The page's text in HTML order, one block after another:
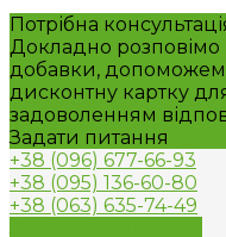
Потрібна
Докладно розповімо
добавки,
дисконтну картку
задоволенням
Задати питання
+38 (096) 677-66-93
+38 (095) 136-60-80
+38 (063) 635-74-49